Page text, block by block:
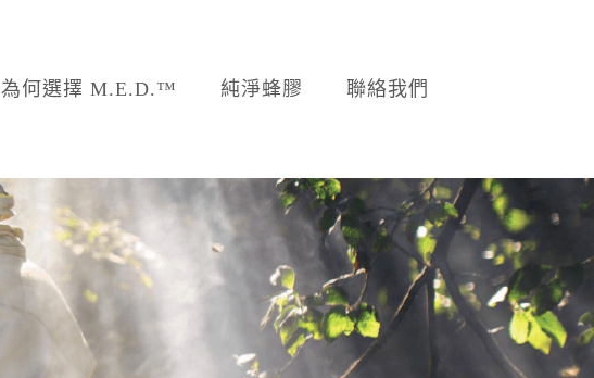
為何選擇 M.E.D.™ 純淨蜂膠 聯絡我們